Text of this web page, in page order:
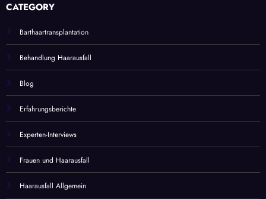
CATEGORY
Barthaartransplantation
Behandlung Haarausfall
Blog
Erfahrungsberichte
Experten-Interviews
Frauen und Haarausfall
Haarausfall Allgemein